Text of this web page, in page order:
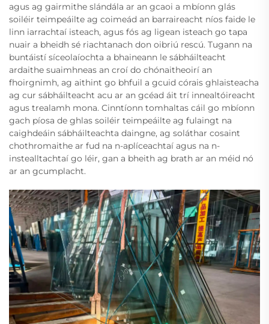
agus ag gairmithe slándála ar an gcaoi a mbíonn glás
soiléir teimpeáilte ag coimeád an barraireacht níos faide le
linn iarrachtaí isteach, agus fós ag ligean isteach go tapa
nuair a bheidh sé riachtanach don oibriú rescú. Tugann na
buntáistí síceolaíochta a bhaineann le sábháilteacht
ardaithe suaimhneas an croí do chónaitheoirí an
fhoirgnimh, ag aithint go bhfuil a gcuid córais ghlaisteacha
ag cur sábháilteacht acu ar an gcéad áit trí innealtóireacht
agus trealamh mona. Cinntíonn tomhaltas cáil go mbíonn
gach píosa de ghlas soiléir teimpeáilte ag fulaingt na
caighdeáin sábháilteachta daingne, ag soláthar cosaint
chothromaithe ar fud na n-aplíceachtaí agus na n-
instealltachtaí go léir, gan a bheith ag brath ar an méid nó
ar an gcumplacht.